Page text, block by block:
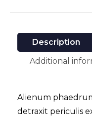
Description
Additional
Alienum
detraxit periculis